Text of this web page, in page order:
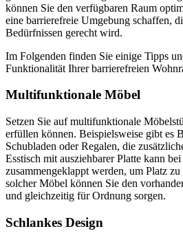
können Sie den verfügbaren Raum
eine barrierefreie Umgebung schaffen,
Bedürfnissen gerecht wird.
Im Folgenden finden Sie einige Tipps
Funktionalität Ihrer barrierefreien
Multifunktionale Möbel
Setzen Sie auf multifunktionale
erfüllen können. Beispielsweise gibt es
Schubladen oder Regalen, die
Esstisch mit ausziehbarer Platte kann
zusammengeklappt werden, um Platz
solcher Möbel können Sie den
und gleichzeitig für Ordnung sorgen.
Schlankes Design